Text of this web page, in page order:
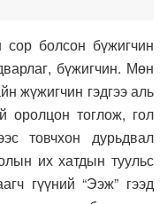
болсон бүжигчин
бүжигчин. Мөн
жүжигчин гэдгээ аль
оролцон тоглож, гол
товчхон дурьдвал
их хатдын туульс
гүүний “Ээж” гээд